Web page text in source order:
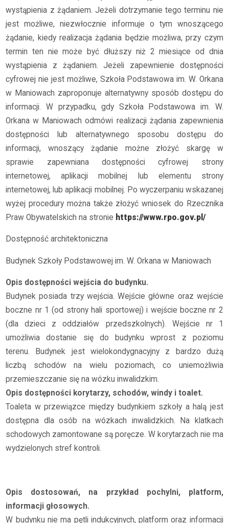
wystąpienia z żądaniem. Jeżeli dotrzymanie tego terminu nie
jest możliwe, niezwłocznie informuje o tym wnoszącego
żądanie, kiedy realizacja żądania będzie możliwa, przy czym
termin ten nie może być dłuższy niż 2 miesiące od dnia
wystąpienia z żądaniem. Jeżeli zapewnienie dostępności
cyfrowej nie jest możliwe, Szkoła Podstawowa im. W. Orkana
w Maniowach zaproponuje alternatywny sposób dostępu do
informacji. W przypadku, gdy Szkoła Podstawowa im. W.
Orkana w Maniowach odmówi realizacji żądania zapewnienia
dostępności lub alternatywnego sposobu dostępu do
informacji, wnoszący żądanie możne złożyć skargę w
sprawie zapewniana dostępności cyfrowej strony
internetowej, aplikacji mobilnej lub elementu strony
internetowej, lub aplikacji mobilnej. Po wyczerpaniu wskazanej
wyżej procedury można także złożyć wniosek do Rzecznika
Praw Obywatelskich na stronie https://www.rpo.gov.pl/
Dostępność architektoniczna
Budynek Szkoły Podstawowej im. W. Orkana w Maniowach
Opis dostępności wejścia do budynku.
Budynek posiada trzy wejścia. Wejście główne oraz wejście
boczne nr 1 (od strony hali sportowej) i wejście boczne nr 2
(dla dzieci z oddziałów przedszkolnych). Wejście nr 1
umożliwia dostanie się do budynku wprost z poziomu
terenu.
Budynek jest wielokondygnacyjny z bardzo dużą
liczbą schodów na wielu poziomach, co uniemożliwia
przemieszczanie się na wózku inwalidzkim.
Opis dostępności korytarzy, schodów, windy i toalet.
Toaleta w przewiązce między budynkiem szkoły a halą jest
dostępna dla osób na wózkach inwalidzkich. Na klatkach
schodowych zamontowane są poręcze. W korytarzach nie ma
wydzielonych stref kontroli.
Opis dostosowań, na przykład pochylni, platform,
informacji głosowych.
W budynku nie ma pętli indukcyjnych, platform oraz informacji